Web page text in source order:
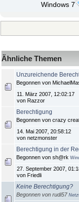
Windows 7
Ähnliche Themen
Unzureichende
Begonnen von
11. März 2007, 12:02:17
von Razzor
Berechtigung
Begonnen von crazy
14. Mai 2007, 20:58:12
von netzmonster
Berechtigung in der
Begonnen von sh@rk
27. September 2007,
von Friedli
Keine Berechtigung?
Begonnen von rudi57